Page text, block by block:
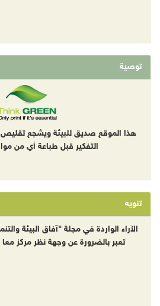
توصية
هذا الموقع صديق للبيئة ويشجع تقليص
التفكير قبل طباعة أي من
تنويه
الآراء الواردة في مجلة "آفاق البيئة
تعبر بالضرورة عن وجهة نظر مركز